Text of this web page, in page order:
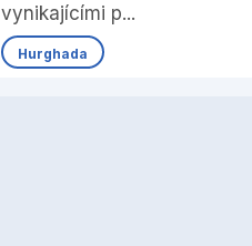
vynikajícími p...
Hurghada